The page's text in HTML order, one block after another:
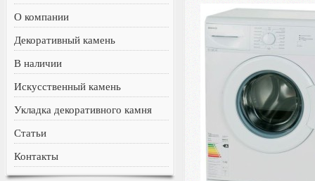
О компании
Декоративный камень
В наличии
Искусственный камень
Укладка декоративного камня
Статьи
Контакты